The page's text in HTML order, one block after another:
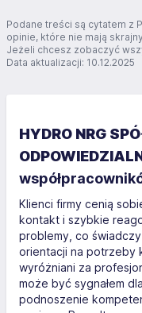
aż pięć różnych firm,
zaufania. Niestety,
oszukać… Na
pr...
Podane treści są cytatem z
opinie, które nie mają
Jeżeli chcesz zobaczyć
Data aktualizacji: 10.12.2025
HYDRO NRG
Klienci firmy cenią
kontakt i szybkie
problemy, co
orientacji na potrzeby
wyróżniani za
może być sygnałem
podnoszenie